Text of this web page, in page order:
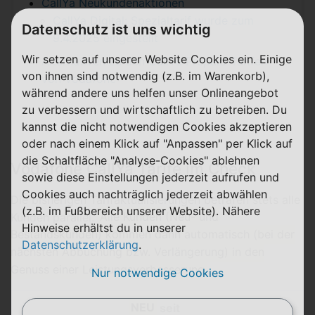
CallYa Neukundenaktionen
CallYa Digital: Spezialtarif wurde zum
9.4.2025 eingestellt
Alternativen zu den CallYa Prepaid-Tarifen
von Vodafone
Vodafone CallYa Tarife im Check
Die bisherigen Tarifaktualisierungen betrafen stets alle
Kunden parallel. Alle Kunden (Neu- und
Bestandskunden) kommen dann automatisch (bei der
nächsten Abbuchung bzw. Verlängerung) in den
Genuss einer Leistungsverbesserung.
Datenschutz ist uns wichtig
Wir setzen auf unserer Website Cookies ein. Einige
von ihnen sind notwendig (z.B. im Warenkorb),
während andere uns helfen unser Onlineangebot
zu verbessern und wirtschaftlich zu betreiben. Du
kannst die nicht notwendigen Cookies akzeptieren
oder nach einem Klick auf "Anpassen" per Klick auf
die Schaltfläche "Analyse-Cookies" ablehnen
sowie diese Einstellungen jederzeit aufrufen und
Cookies auch nachträglich jederzeit abwählen
(z.B. im Fußbereich unserer Website). Nähere
Hinweise erhältst du in unserer
Datenschutzerklärung.
Nur notwendige Cookies